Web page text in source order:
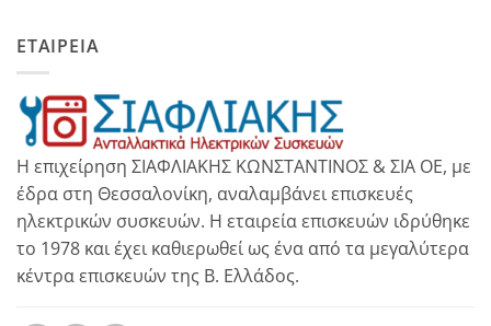
ΕΤΑΙΡΕΙΑ
Η επιχείρηση ΣΙΑΦΛΙΑΚΗΣ ΚΩΝΣΤΑΝΤΙΝΟΣ & ΣΙΑ ΟΕ, με
έδρα στη Θεσσαλονίκη, αναλαμβάνει επισκευές
ηλεκτρικών συσκευών. Η εταιρεία επισκευών ιδρύθηκε
το 1978 και έχει καθιερωθεί ως ένα από τα μεγαλύτερα
κέντρα επισκευών της Β. Ελλάδος.